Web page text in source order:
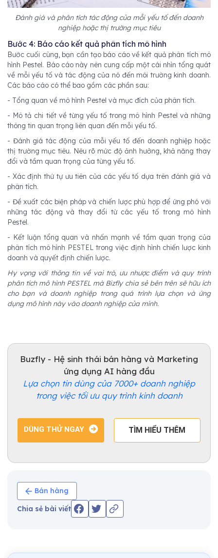
Đánh giá và phân tích tác động của mỗi yếu tố đến doanh
nghiệp hoặc thị trường mục tiêu
Bước 4: Báo cáo kết quả phân tích mô hình
Bước cuối cùng, bạn cần tạo báo cáo về kết quả phân tích mô
hình Pestel. Báo cáo này nên cung cấp một cái nhìn tổng quát
về mỗi yếu tố và tác động của nó đến môi trường kinh doanh.
Các báo cáo có thể bao gồm các phần sau:
- Tổng quan về mô hình Pestel và mục đích của phân tích.
- Mô tả chi tiết về từng yếu tố trong mô hình Pestel và những
thông tin quan trọng liên quan đến mỗi yếu tố.
- Đánh giá tác động của mỗi yếu tố đến doanh nghiệp hoặc
thị trường mục tiêu. Nêu rõ mức độ ảnh hưởng, khả năng thay
đổi và tầm quan trọng của từng yếu tố.
- Xác định thứ tự ưu tiên của các yếu tố dựa trên đánh giá và
phân tích.
- Đề xuất các biện pháp và chiến lược phù hợp để ứng phó với
những tác động và thay đổi từ các yếu tố trong mô hình
Pestel.
- Kết luận tổng quan và nhấn mạnh về tầm quan trọng của
phân tích mô hình PESTEL trong việc định hình chiến lược kinh
doanh và quyết định chiến lược.
Hy vọng với thông tin về vai trò, ưu nhược điểm và quy trình
phân tích mô hình PESTEL mà Bizfly chia sẻ bên trên sẽ hữu ích
cho bạn và doanh nghiệp trong quá trình lựa chọn và ứng
dụng mô hình này vào doanh nghiệp của mình.
Buzfly - Hệ sinh thái bán hàng và Marketing
ứng dụng AI hàng đầu
Lựa chọn tin dùng của 7000+ doanh nghiệp
trong việc tối ưu quy trình kinh doanh
DÙNG THỬ NGAY TÌM HIỂU THÊM
Bán hàng
Chia sẻ bài viết